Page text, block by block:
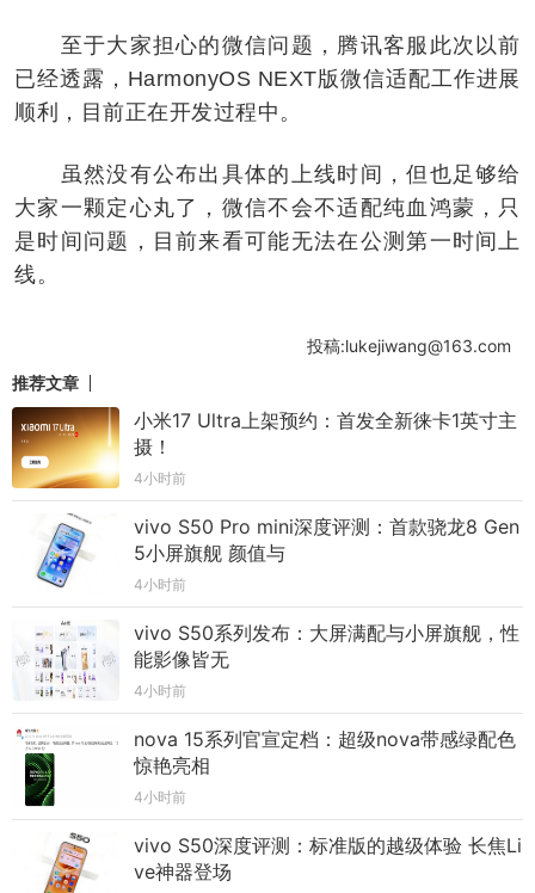
至于大家担心的微信问题，腾讯客服此次以前
已经透露，HarmonyOS NEXT版微信适配工作进展
顺利，目前正在开发过程中。
虽然没有公布出具体的上线时间，但也足够给
大家一颗定心丸了，微信不会不适配纯血鸿蒙，只
是时间问题，目前来看可能无法在公测第一时间上
线。
投稿:lukejiwang@163.com
推荐文章
小米17 Ultra上架预约：首发全新徕卡1英寸主
摄！
4小时前
vivo S50 Pro mini深度评测：首款骁龙8 Gen
5小屏旗舰 颜值与
4小时前
vivo S50系列发布：大屏满配与小屏旗舰，性
能影像皆无
4小时前
nova 15系列官宣定档：超级nova带感绿配色
惊艳亮相
4小时前
vivo S50深度评测：标准版的越级体验 长焦Li
ve神器登场